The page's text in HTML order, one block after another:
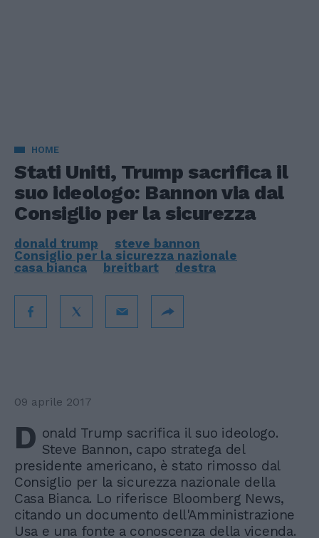
HOME
Stati Uniti, Trump sacrifica il
suo ideologo: Bannon via dal
Consiglio per la sicurezza
donald trump
steve bannon
Consiglio per la sicurezza nazionale
casa bianca
breitbart destra
09 aprile 2017
D onald Trump sacrifica il suo ideologo.
Steve Bannon, capo stratega del
presidente americano, è stato rimosso dal
Consiglio per la sicurezza nazionale della
Casa Bianca. Lo riferisce Bloomberg News,
citando un documento dell'Amministrazione
Usa e una fonte a conoscenza della vicenda.